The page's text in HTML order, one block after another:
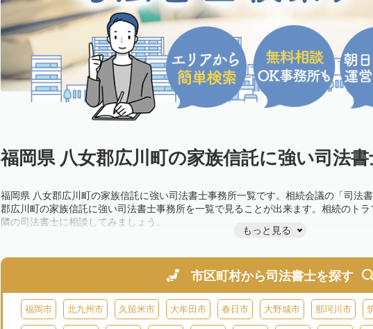
福岡県 八女郡広川町の家族信託に強い司法
福岡県 八女郡広川町の家族信託に強い司法書士事務所一覧です。相続会議の「司法
郡広川町の家族信託に強い司法書士事務所を一覧で見ることが出来ます。相続のト
隣の司法書士に相談してみましょう。
もっと見る
市区町村から司法書士を探す
福岡市 北九州市 久留米市 大牟田市 春日市 大野城市 那珂川市